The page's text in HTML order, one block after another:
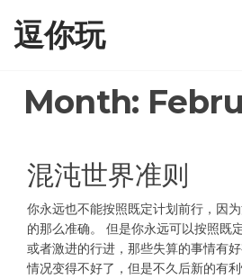
the逗你玩
Month:
混沌世界准则
你永远也不能按照既定计划前行，因
的那么准确。 但是你永远可以按照既
或者激进的行进，那些失算的事情有好
情况变得不好了，但是不久后新的有